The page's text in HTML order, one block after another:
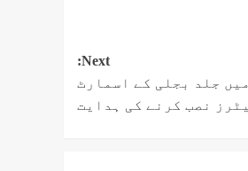
Next:
جلد بجلی کے اسمارٹ
نصب کرنے کی ہدایت